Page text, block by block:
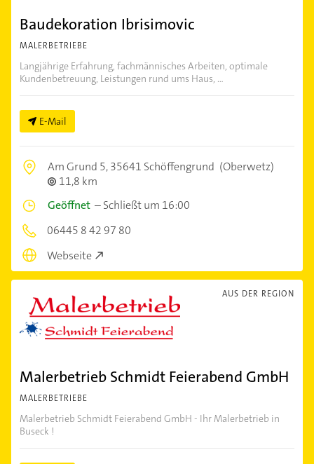
Baudekoration Ibrisimovic
MALERBETRIEBE
Langjährige Erfahrung, fachmännisches Arbeiten, optimale
Kundenbetreuung, Leistungen rund ums Haus, ...
E-Mail
Am Grund 5,35641 Schöffengrund (Oberwetz)
11,8 km
Geöffnet –Schließt um 16:00
06445 8 42 97 80
Webseite
AUS DER REGION
Malerbetrieb Schmidt Feierabend GmbH
MALERBETRIEBE
Malerbetrieb Schmidt Feierabend GmbH - Ihr Malerbetrieb in
Buseck !